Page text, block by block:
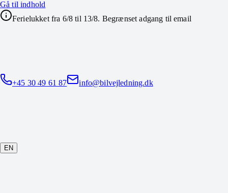
Gå til indhold
Ferielukket fra 6/8 til 13/8. Begrænset adgang til email
+45 30 49 61 87 info@bilvejledning.dk
EN